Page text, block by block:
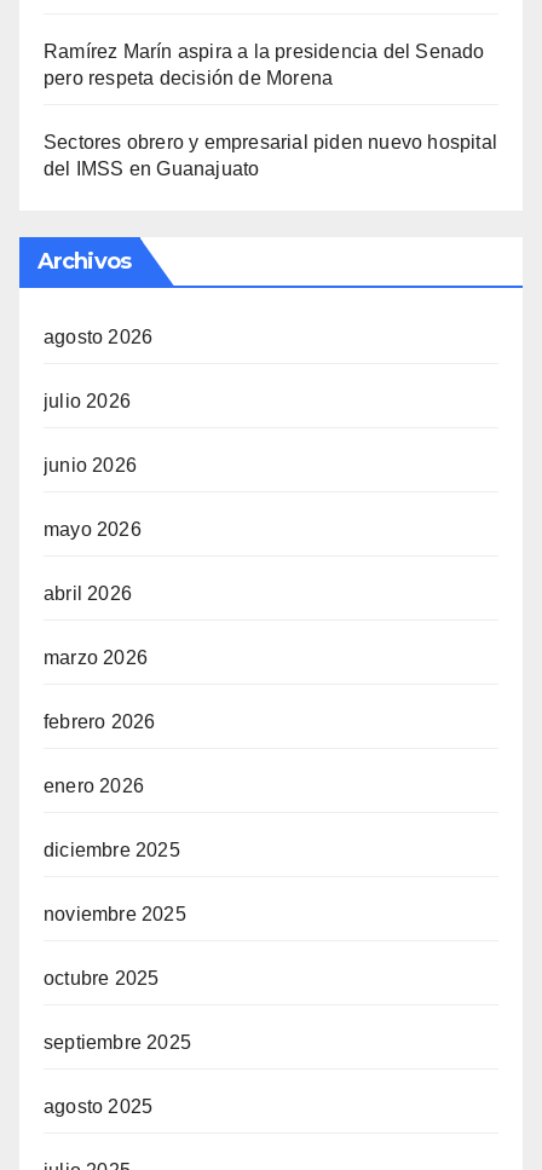
Ramírez Marín aspira a la presidencia del Senado
pero respeta decisión de Morena
Sectores obrero y empresarial piden nuevo hospital
del IMSS en Guanajuato
Archivos
agosto 2026
julio 2026
junio 2026
mayo 2026
abril 2026
marzo 2026
febrero 2026
enero 2026
diciembre 2025
noviembre 2025
octubre 2025
septiembre 2025
agosto 2025